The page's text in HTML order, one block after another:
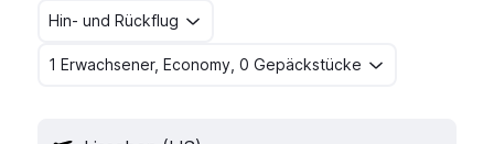
Hin- und Rückflug
1 Erwachsener, Economy, 0 Gepäckstücke